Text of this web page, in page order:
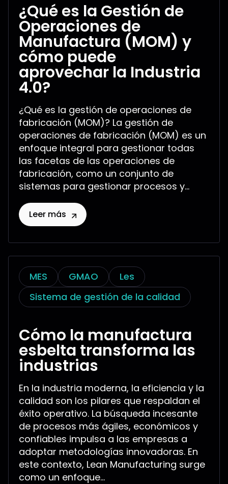
¿Qué es la Gestión de
Operaciones de
Manufactura (MOM) y
cómo puede
aprovechar la Industria
4.0?
¿Qué es la gestión de operaciones de
fabricación (MOM)? La gestión de
operaciones de fabricación (MOM) es un
enfoque integral para gestionar todas
las facetas de las operaciones de
fabricación, como un conjunto de
sistemas para gestionar procesos y...
Leer más
MES GMAO
Les
Sistema de gestión de la calidad
Cómo la manufactura
esbelta transforma las
industrias
En la industria moderna, la eficiencia y la
calidad son los pilares que respaldan el
éxito operativo. La búsqueda incesante
de procesos más ágiles, económicos y
confiables impulsa a las empresas a
adoptar metodologías innovadoras. En
este contexto, Lean Manufacturing surge
como un enfoque...